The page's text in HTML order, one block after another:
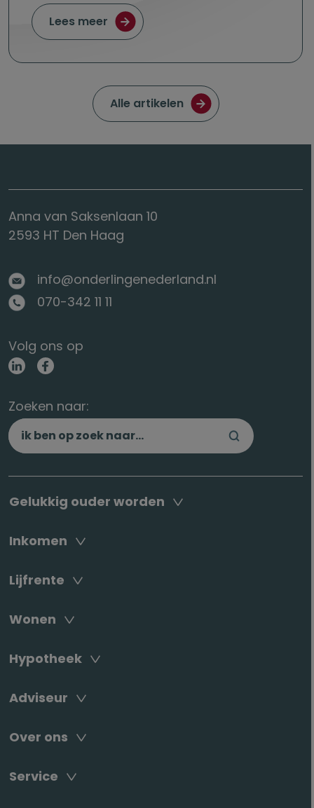
Lees meer over Collega's maken het verschil
Ga naar de pagina met
Alle artikelen
Anna van Saksenlaan 10
2593 HT Den Haag
info@onderlingenederland.nl
070-342 11 11
Volg ons op
Zoeken naar:
Gelukkig ouder worden
Inkomen
Lijfrente
Wonen
Hypotheek
Adviseur
Over ons
Service